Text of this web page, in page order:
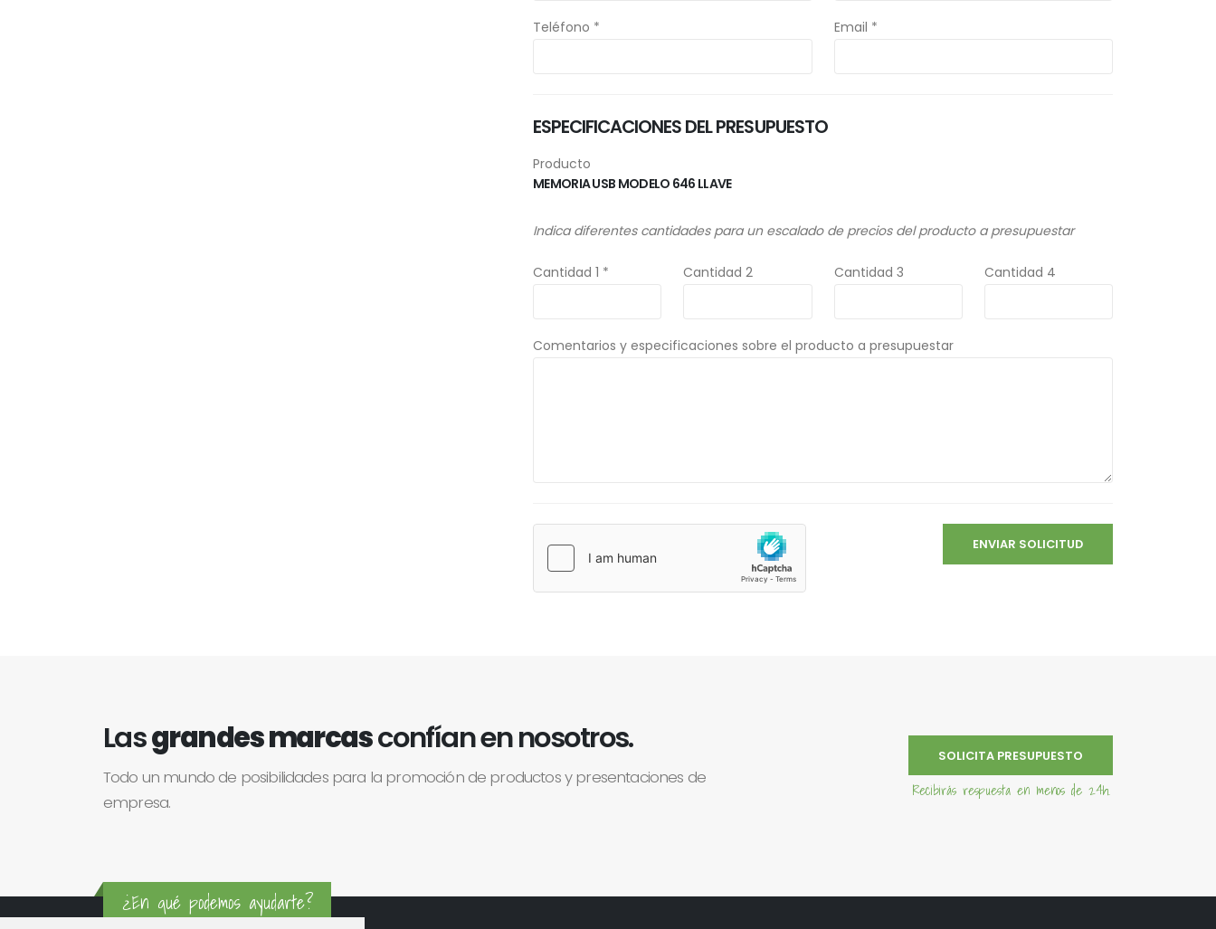
Teléfono * Email *
ESPECIFICACIONES DEL PRESUPUESTO
Producto
MEMORIA USB MODELO 646 LLAVE
Indica diferentes cantidades para un escalado de precios del producto a presupuestar
Cantidad 1 * Cantidad 2 Cantidad 3 Cantidad 4
Comentarios y especificaciones sobre el producto a presupuestar
Lasgrandes marcasconfían en nosotros.
Todo un mundo de posibilidades para la promoción de productos y presentaciones de
empresa.
SOLICITA PRESUPUESTO
Recibirás respuesta en menos de 24h.
¿En qué podemos ayudarte?